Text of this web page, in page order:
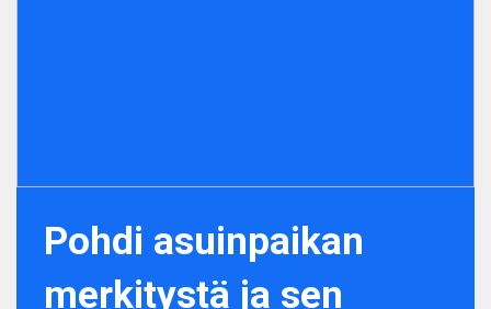
Pohdi asuinpaikan
merkitystä ja sen